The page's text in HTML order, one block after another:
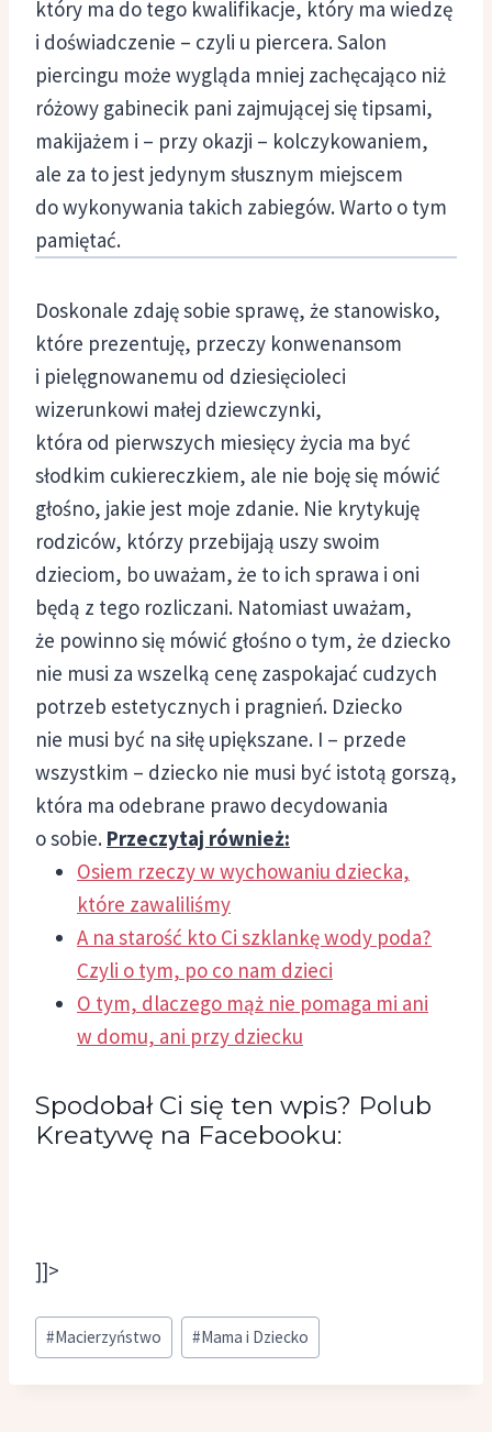
który ma do tego kwalifikacje, który ma wiedzę
i doświadczenie – czyli u piercera. Salon
piercingu może wygląda mniej zachęcająco niż
różowy gabinecik pani zajmującej się tipsami,
makijażem i – przy okazji – kolczykowaniem,
ale za to jest jedynym słusznym miejscem
do wykonywania takich zabiegów. Warto o tym
pamiętać.
Doskonale zdaję sobie sprawę, że stanowisko,
które prezentuję, przeczy konwenansom
i pielęgnowanemu od dziesięcioleci
wizerunkowi małej dziewczynki,
która od pierwszych miesięcy życia ma być
słodkim cukiereczkiem, ale nie boję się mówić
głośno, jakie jest moje zdanie. Nie krytykuję
rodziców, którzy przebijają uszy swoim
dzieciom, bo uważam, że to ich sprawa i oni
będą z tego rozliczani. Natomiast uważam,
że powinno się mówić głośno o tym, że dziecko
nie musi za wszelką cenę zaspokajać cudzych
potrzeb estetycznych i pragnień. Dziecko
nie musi być na siłę upiększane. I – przede
wszystkim – dziecko nie musi być istotą gorszą,
która ma odebrane prawo decydowania
o sobie. Przeczytaj również:
Osiem rzeczy w wychowaniu dziecka,
które zawaliliśmy
A na starość kto Ci szklankę wody poda?
Czyli o tym, po co nam dzieci
O tym, dlaczego mąż nie pomaga mi ani
w domu, ani przy dziecku
Spodobał Ci się ten wpis? Polub
Kreatywę na Facebooku:
]]>
Tagi
wpisu:
#Macierzyństwo #Mama i Dziecko